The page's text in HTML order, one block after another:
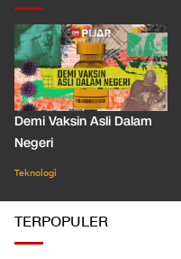
Demi Vaksin Asli Dalam
Negeri
Teknologi
TERPOPULER